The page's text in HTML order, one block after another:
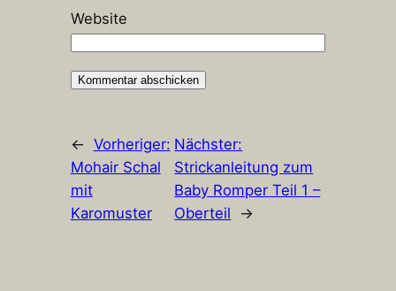
Website
← Vorheriger:
Mohair Schal
mit
Karomuster
Nächster:
Strickanleitung zum
Baby Romper Teil 1 –
Oberteil
→